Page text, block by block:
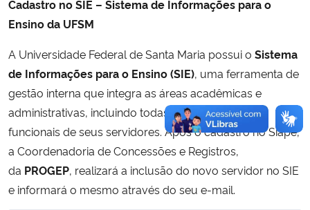
Ministério da Mulher, da Família e dos Direitos Humanos
Secretaria-Geral
Secretaria de Governo
Gabinete de Segurança Institucional
Advocacia-Geral da União
Cadastro no SIE – Sistema de Informações para o
Ensino da UFSM
A Universidade Federal de Santa Maria possui o Sistema
de Informações para o Ensino (SIE), uma ferramenta de
gestão interna que integra as áreas acadêmicas e
administrativas, incluindo todas as informações
funcionais de seus servidores. Após o cadastro no Siape,
a Coordenadoria de Concessões e Registros,
da PROGEP, realizará a inclusão do novo servidor no SIE
e informará o mesmo através do seu e-mail.